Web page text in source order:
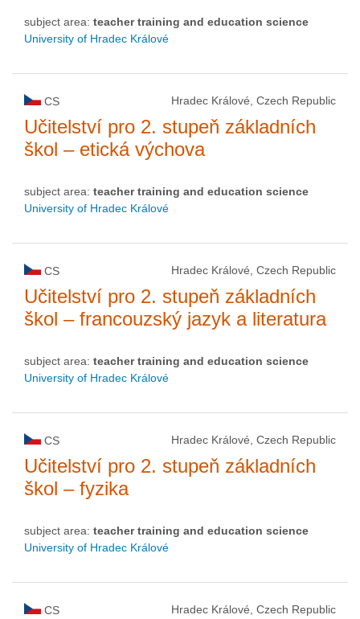
subject area: teacher training and education science
University of Hradec Králové
CS Hradec Králové, Czech Republic
Učitelství pro 2. stupeň základních
škol – etická výchova
subject area: teacher training and education science
University of Hradec Králové
CS Hradec Králové, Czech Republic
Učitelství pro 2. stupeň základních
škol – francouzský jazyk a literatura
subject area: teacher training and education science
University of Hradec Králové
CS Hradec Králové, Czech Republic
Učitelství pro 2. stupeň základních
škol – fyzika
subject area: teacher training and education science
University of Hradec Králové
CS Hradec Králové, Czech Republic